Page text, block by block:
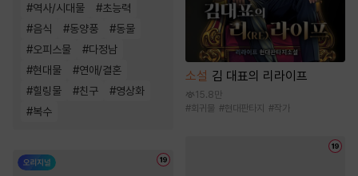
#역사/시대물 #초능력
#음식 #동양풍 #동물
#오피스물 #다정남
#현대물 #연애/결혼
#힐링물 #친구 #영상화
#복수
소설 김 대표의 리라이프
15.8만
#회귀물 #현대판타지 #작가